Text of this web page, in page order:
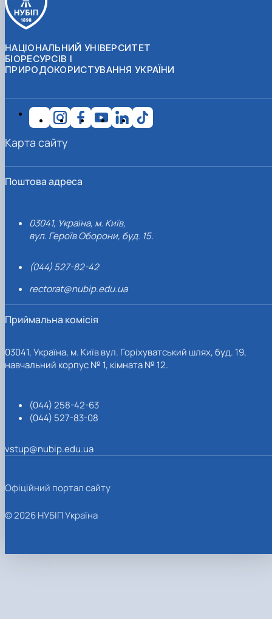
НАЦІОНАЛЬНИЙ УНІВЕРСИТЕТ
БІОРЕСУРСІВ І
ПРИРОДОКОРИСТУВАННЯ УКРАЇНИ
Поштова адреса
03041, Україна, м. Київ,
вул. Героїв Оборони, буд. 15.
(044) 527-82-42
rectorat@nubip.edu.ua
Приймальна комісія
03041, Україна, м. Київ вул. Горіхуватський шлях, буд. 19,
навчальний корпус № 1, кімната № 12.
(044) 258-42-63
(044) 527-83-08
vstup@nubip.edu.ua
Карта сайту
Офіційний портал сайту
© 2026 НУБІП Україна